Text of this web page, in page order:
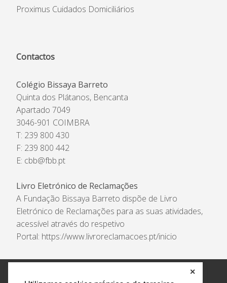
✕
Proximus Cuidados Domiciliários
Contactos
Colégio Bissaya Barreto
Quinta dos Plátanos, Bencanta
Apartado 7049
3046-901 COIMBRA
T: 239 800 430
F: 239 800 442
E: cbb@fbb.pt
Livro Eletrónico de Reclamações
A Fundação Bissaya Barreto dispõe de Livro
Eletrónico de Reclamações para as suas atividades,
acessível através do respetivo
Portal: https://www.livroreclamacoes.pt/inicio
Política de Privacidade e Tratamento de Dados